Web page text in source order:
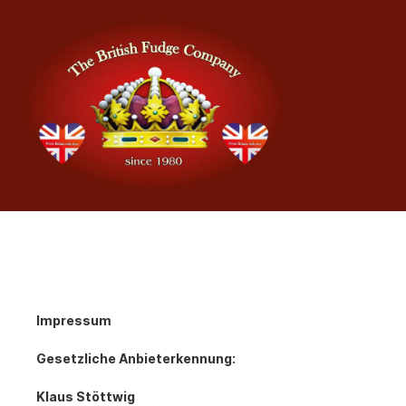
Impressum
Gesetzliche Anbieterkennung:
Klaus Stöttwig